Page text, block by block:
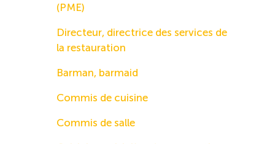
(PME)
Directeur, directrice des services de
la restauration
Barman, barmaid
Commis de cuisine
Commis de salle